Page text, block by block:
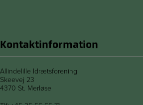
Kontaktinformation
Allindelille Idrætsforening
Skeevej 23
4370 St. Merløse